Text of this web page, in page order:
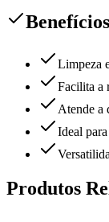
Benefícios
Limpeza
Facilita a
Atende a
Ideal
Produtos